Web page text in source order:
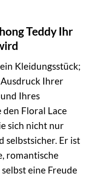
Teddy Ihr
Kleidungsstück;
Ihrer
Ihres
den Floral Lace
sich nicht nur
selbstsicher. Er ist
romantische
eine Freude